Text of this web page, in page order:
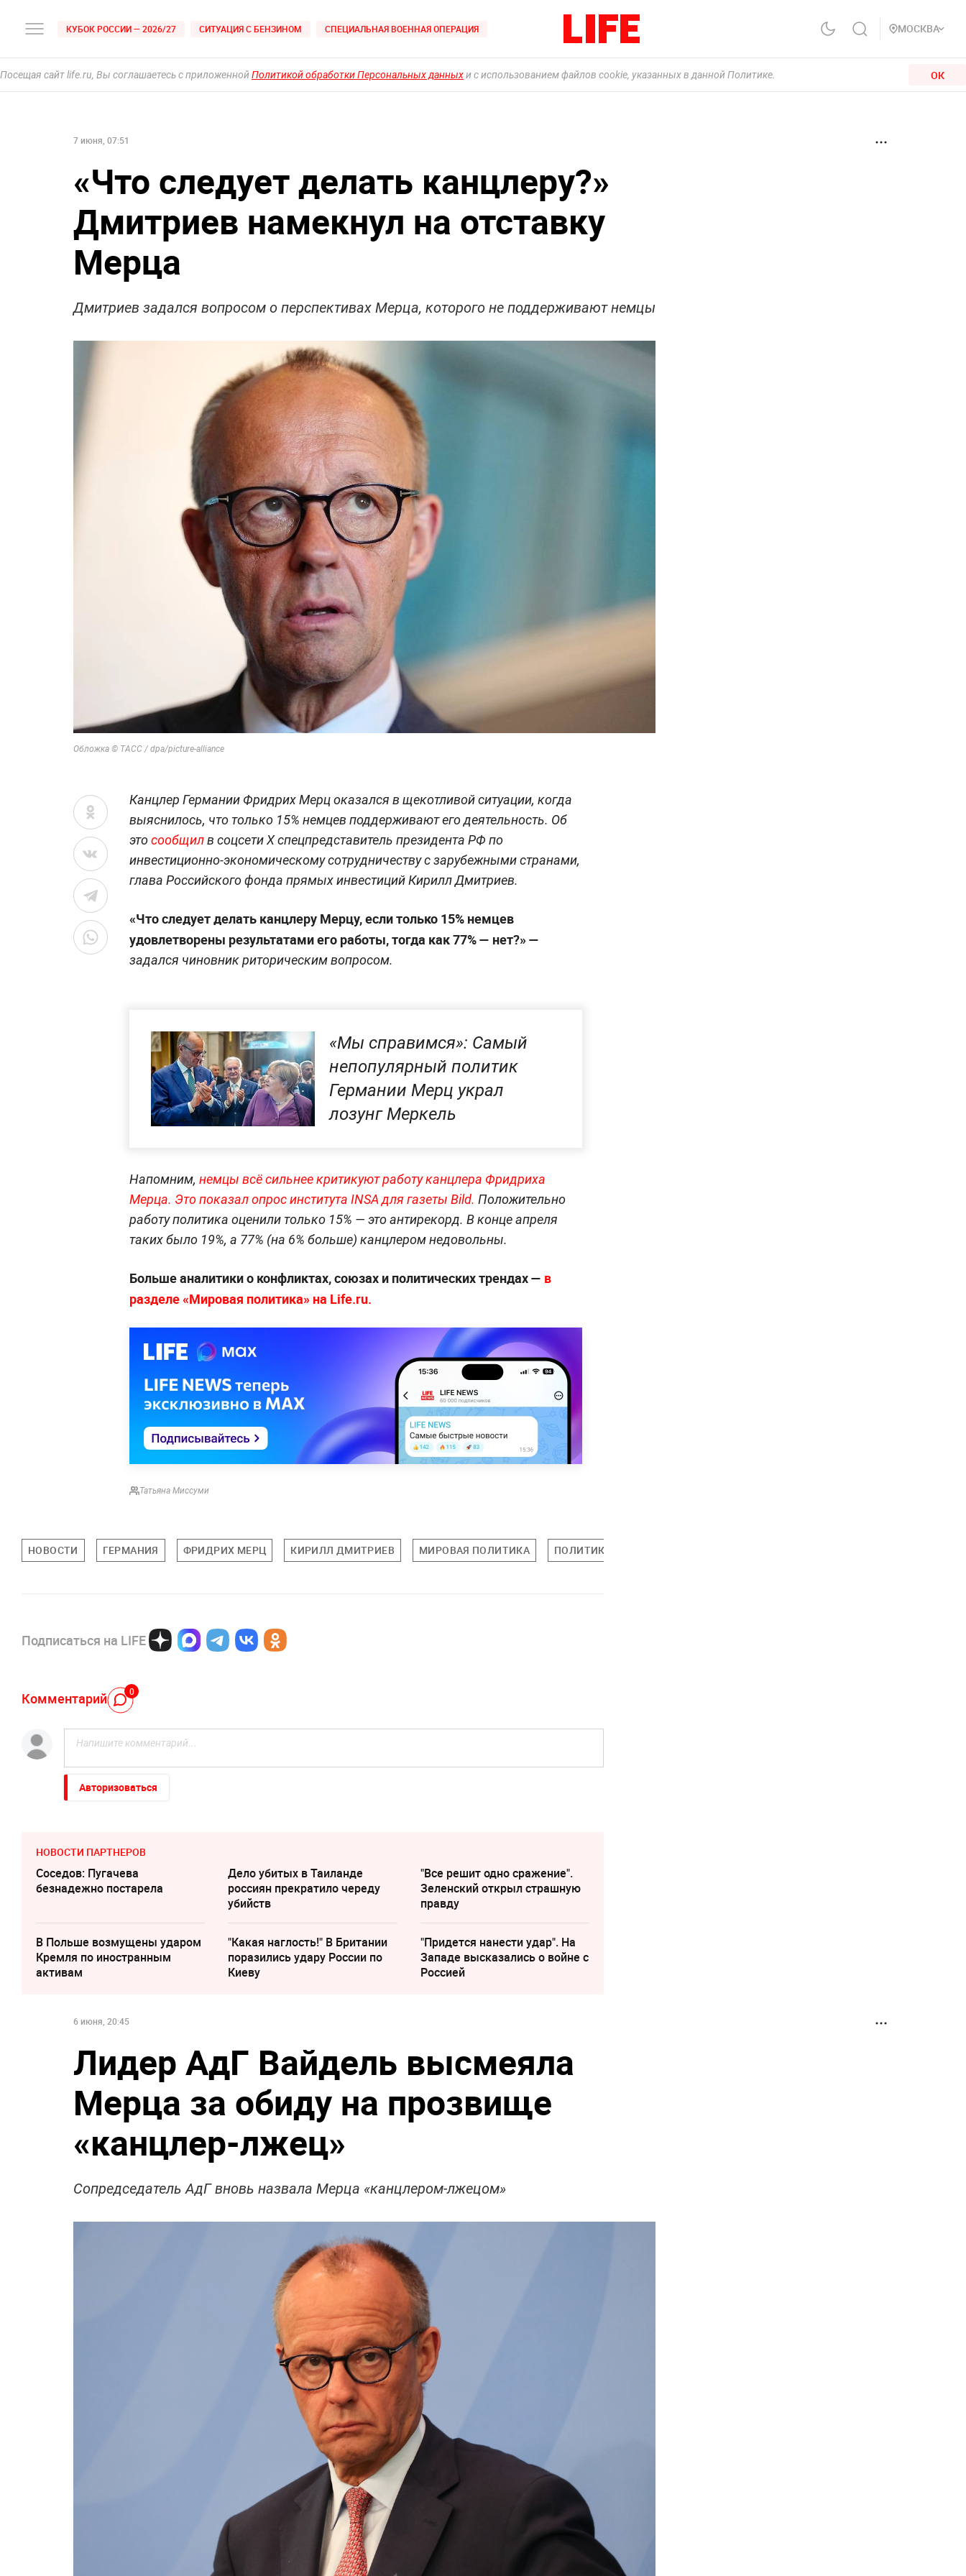
КУБОК РОССИИ — 2026/27 СИТУАЦИЯ С БЕНЗИНОМ СПЕЦИАЛЬНАЯ ВОЕННАЯ ОПЕРАЦИЯ МОСКВА
Посещая сайт life.ru, Вы соглашаетесь с приложеннойПолитикой обработки Персональных данныхи с использованием файлов cookie, указанных в данной Политике. ОК
7 июня, 07:51
«Что следует делать канцлеру?»
Дмитриев намекнул на отставку
Мерца
Дмитриев задался вопросом о перспективах Мерца, которого не поддерживают немцы
Обложка © ТАСС / dpa/picture-alliance
Канцлер Германии Фридрих Мерц оказался в щекотливой ситуации, когда
выяснилось, что только 15% немцев поддерживают его деятельность. Об
этосообщилв соцсети Х спецпредставитель президента РФ по
инвестиционно-экономическому сотрудничеству с зарубежными странами,
глава Российского фонда прямых инвестиций Кирилл Дмитриев.
«Что следует делать канцлеру Мерцу, если только 15% немцев
удовлетворены результатами его работы, тогда как 77% — нет?» —
задался чиновник риторическим вопросом.
«Мы справимся»: Самый
непопулярный политик
Германии Мерц украл
лозунг Меркель
Напомним, немцы всё сильнее критикуют работу канцлера Фридриха
Мерца. Это показал опрос института INSA для газеты Bild. Положительно
работу политика оценили только 15% — это антирекорд. В конце апреля
таких было 19%, а 77% (на 6% больше) канцлером недовольны.
Больше аналитики о конфликтах, союзах и политических трендах — в
разделе «Мировая политика» на Life.ru.
Татьяна Миссуми
НОВОСТИ ГЕРМАНИЯ ФРИДРИХ МЕРЦ КИРИЛЛ ДМИТРИЕВ МИРОВАЯ ПОЛИТИКА ПОЛИТИКА
Подписаться на LIFE
Комментарий 0
Авторизоваться
НОВОСТИ ПАРТНЕРОВ
Соседов: Пугачева
безнадежно постарела
Дело убитых в Таиланде
россиян прекратило череду
убийств
"Все решит одно сражение".
Зеленский открыл страшную
правду
В Польше возмущены ударом
Кремля по иностранным
активам
"Какая наглость!" В Британии
поразились удару России по
Киеву
"Придется нанести удар". На
Западе высказались о войне с
Россией
6 июня, 20:45
Лидер АдГ Вайдель высмеяла
Мерца за обиду на прозвище
«канцлер-лжец»
Сопредседатель АдГ вновь назвала Мерца «канцлером-лжецом»